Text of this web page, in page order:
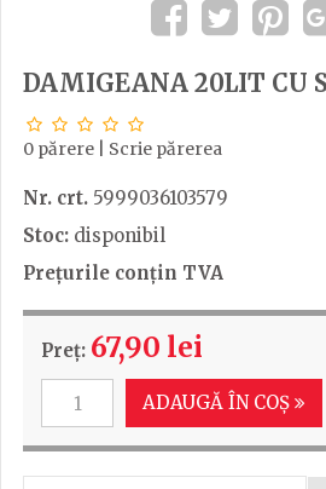
DAMIGEANA 20LIT CU
0 părere Scrie părerea
Nr. crt. 5999036103579
Stoc: disponibil
Prețurile conțin TVA
Preț: 67,90 lei
ADAUGĂ ÎN COȘ